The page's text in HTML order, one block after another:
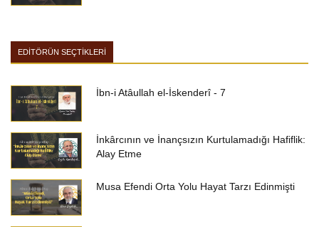
EDİTÖRÜN SEÇTİKLERİ
İbn-i Atâullah el-İskenderî - 7
İnkârcının ve İnançsızın Kurtulamadığı Hafiflik:
Alay Etme
Musa Efendi Orta Yolu Hayat Tarzı Edinmişti